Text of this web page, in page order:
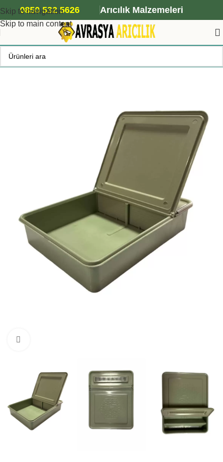
Skip to navigation
Skip to main content
ANA ARI SİPARİŞİ İÇİN TIKLAYIN
0850 532 5626 Arıcılık Malzemeleri